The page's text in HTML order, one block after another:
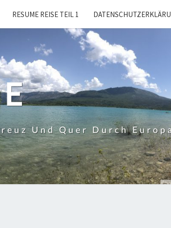
RESUME REISE TEIL 1
Und Quer Durch